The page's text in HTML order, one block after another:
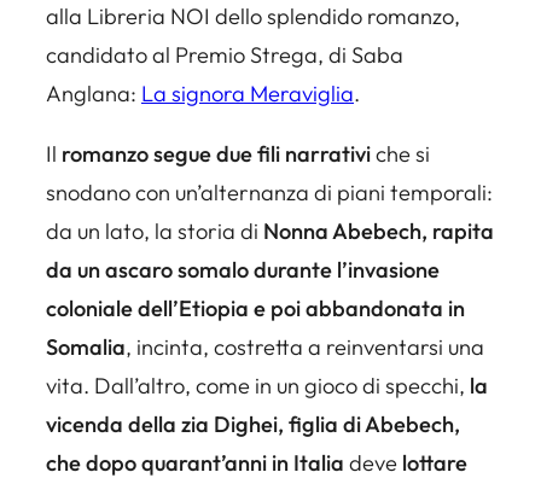
alla Libreria NOI dello splendido romanzo,
candidato al Premio Strega, di Saba
Anglana: La signora Meraviglia.
Il romanzo segue due fili narrativiche si
snodano con un’alternanza di piani temporali:
da un lato, la storia di Nonna Abebech, rapita
da un ascaro somalo durante l’invasione
coloniale dell’Etiopia e poi abbandonata in
Somalia, incinta, costretta a reinventarsi una
vita. Dall’altro, come in un gioco di specchi, la
vicenda della zia Dighei, figlia di Abebech,
che dopo quarant’anni in Italia deve lottare